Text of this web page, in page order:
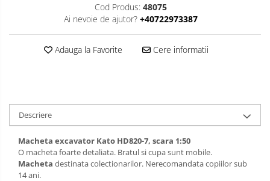
Cod Produs: 48075
Ai nevoie de ajutor? +40722973387
Adauga la Favorite Cere informatii
Descriere
Macheta excavator Kato HD820-7, scara 1:50
O macheta foarte detaliata. Bratul si cupa sunt mobile.
Macheta destinata colectionarilor. Nerecomandata copiilor sub
14 ani.